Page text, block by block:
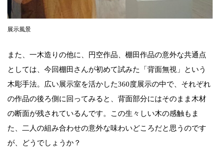
展示風景
また、一木造りの他に、円空作品、棚田作品の意外な共通点
としては、今回棚田さんが初めて試みた「背面無視」という
木彫手法。広い展示室を活かした360度展示の中で、それぞれ
の作品の後ろ側に回ってみると、背面部分にはそのまま木材
の断面が残されているんです。この生々しい木の感触もま
た、二人の組み合わせの意外な味わいどころだと思うのです
が、どうでしょうか？